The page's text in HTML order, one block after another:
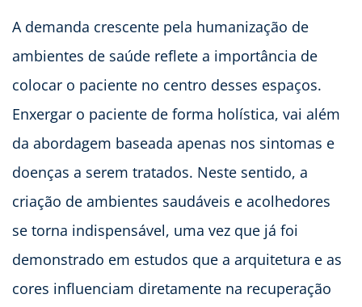
A demanda crescente pela humanização de
ambientes de saúde reflete a importância de
colocar o paciente no centro desses espaços.
Enxergar o paciente de forma holística, vai além
da abordagem baseada apenas nos sintomas e
doenças a serem tratados. Neste sentido, a
criação de ambientes saudáveis e acolhedores
se torna indispensável, uma vez que já foi
demonstrado em estudos que a arquitetura e as
cores influenciam diretamente na recuperação